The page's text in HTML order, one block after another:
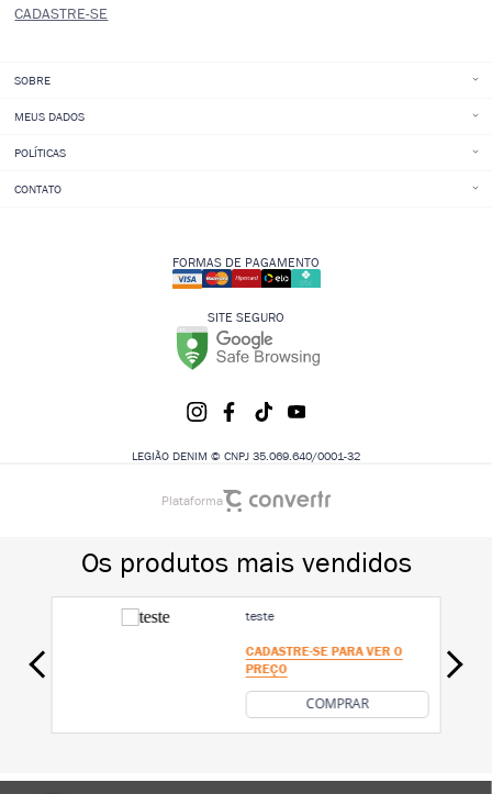
CADASTRE-SE
SOBRE
MEUS DADOS
POLÍTICAS
CONTATO
FORMAS DE PAGAMENTO
SITE SEGURO
LEGIÃO DENIM © CNPJ 35.069.640/0001-32
Plataforma